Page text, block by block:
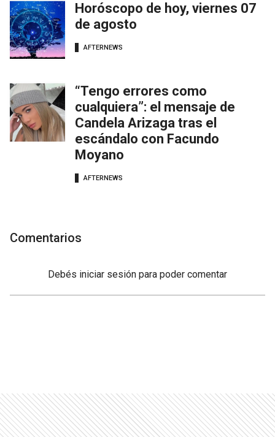
Horóscopo de hoy, viernes 07
de agosto
AFTERNEWS
“Tengo errores como
cualquiera”: el mensaje de
Candela Arizaga tras el
escándalo con Facundo
Moyano
AFTERNEWS
Comentarios
Debés iniciar sesión para poder comentar